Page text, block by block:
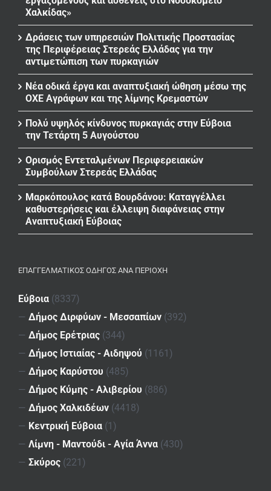
Χαλκίδας»
Δράσεις των υπηρεσιών Πολιτικής Προστασίας
της Περιφέρειας Στερεάς Ελλάδας για την
αντιμετώπιση των πυρκαγιών
Νέα οδικά έργα και αναπτυξιακή ώθηση μέσω της
ΟΧΕ Αγράφων και της λίμνης Κρεμαστών
Πολύ υψηλός κίνδυνος πυρκαγιάς στην Εύβοια
την Τετάρτη 5 Αυγούστου
Ορισμός Εντεταλμένων Περιφερειακών
Συμβούλων Στερεάς Ελλάδας
Μαρκόπουλος κατά Βουρδάνου: Καταγγέλλει
καθυστερήσεις και έλλειψη διαφάνειας στην
Αναπτυξιακή Εύβοιας
ΕΠΑΓΓΕΛΜΑΤΙΚΌΣ ΟΔΗΓΌΣ ΑΝΆ ΠΕΡΙΟΧΉ
Εύβοια (8337)
— Δήμος Διρφύων - Μεσσαπίων (392)
— Δήμος Ερέτριας (344)
— Δήμος Ιστιαίας - Αιδηψού (1161)
— Δήμος Καρύστου (485)
— Δήμος Κύμης - Αλιβερίου (886)
— Δήμος Χαλκιδέων (4418)
— Κεντρική Εύβοια (1)
— Λίμνη - Μαντούδι - Αγία Άννα (430)
— Σκύρος (221)